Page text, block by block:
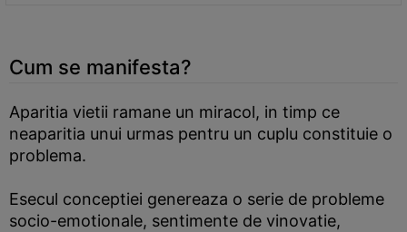
Cum se manifesta?
Aparitia vietii ramane un miracol, in timp ce
neaparitia unui urmas pentru un cuplu constituie o
problema.
Esecul conceptiei genereaza o serie de probleme
socio-emotionale, sentimente de vinovatie,